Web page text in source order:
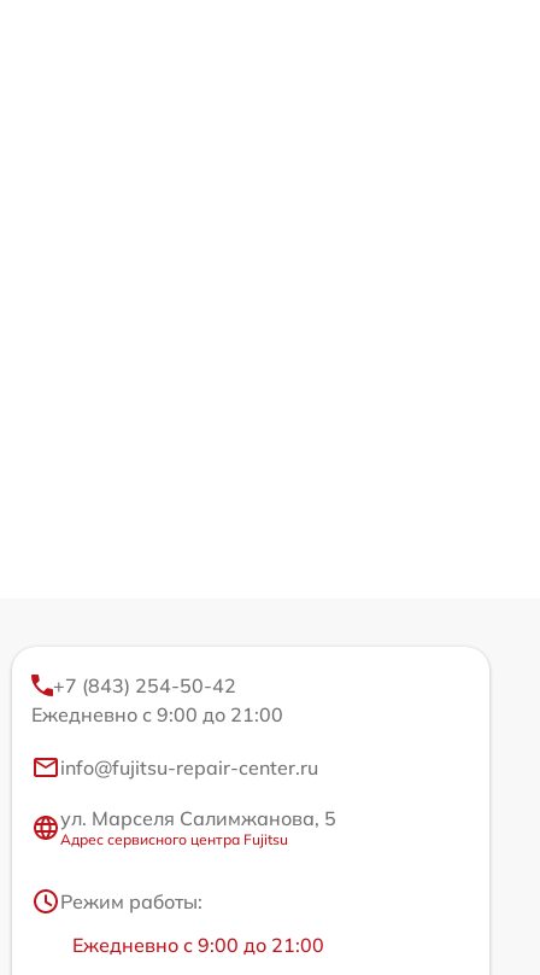
+7 (843) 254-50-42
Ежедневно с 9:00 до 21:00
info@fujitsu-repair-center.ru
ул. Марселя Салимжанова, 5
Адрес сервисного центра Fujitsu
Режим работы:
Ежедневно с 9:00 до 21:00